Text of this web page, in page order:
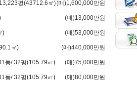
평(43712.6㎡)(매)1,600,000만원
(매)13,000만원
) (매)53,000만원
㎡) (매)440,000만원
동/ 32평(105.79㎡) (매)75,000만원
동/ 32평(105.79㎡) (매)80,000만원